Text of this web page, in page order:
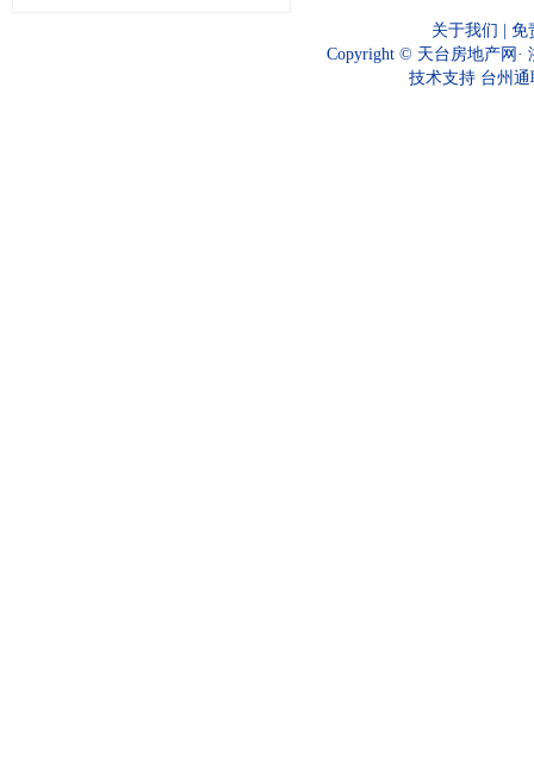
关于我们
免
Copyright © 天台房地产网 ·
技术支持 台州